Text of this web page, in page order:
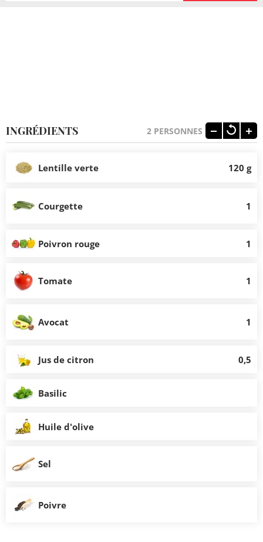
INGRÉDIENTS 2 PERSONNES
Lentille verte 120 g
Courgette 1
Poivron rouge 1
Tomate 1
Avocat 1
Jus de citron 0,5
Basilic
Huile d'olive
Sel
Poivre